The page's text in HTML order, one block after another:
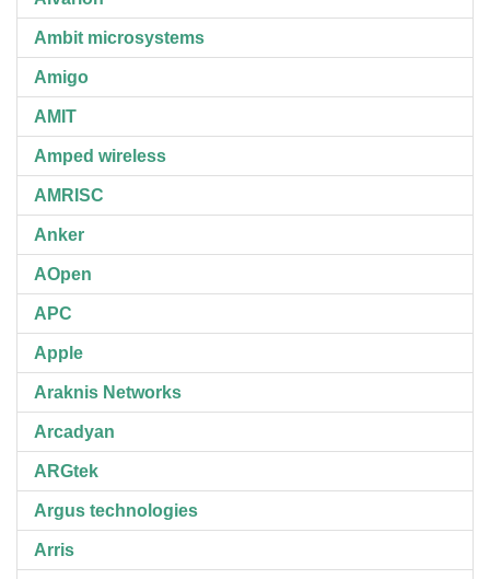
Ambit microsystems
Amigo
AMIT
Amped wireless
AMRISC
Anker
AOpen
APC
Apple
Araknis Networks
Arcadyan
ARGtek
Argus technologies
Arris